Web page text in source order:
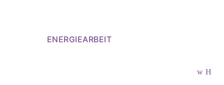
ENERGIEARBEIT